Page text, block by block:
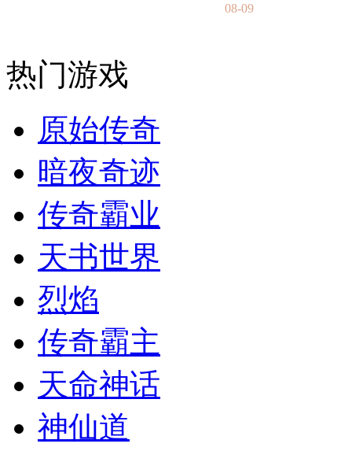
08-09
热门游戏
原始传奇
暗夜奇迹
传奇霸业
天书世界
烈焰
传奇霸主
天命神话
神仙道